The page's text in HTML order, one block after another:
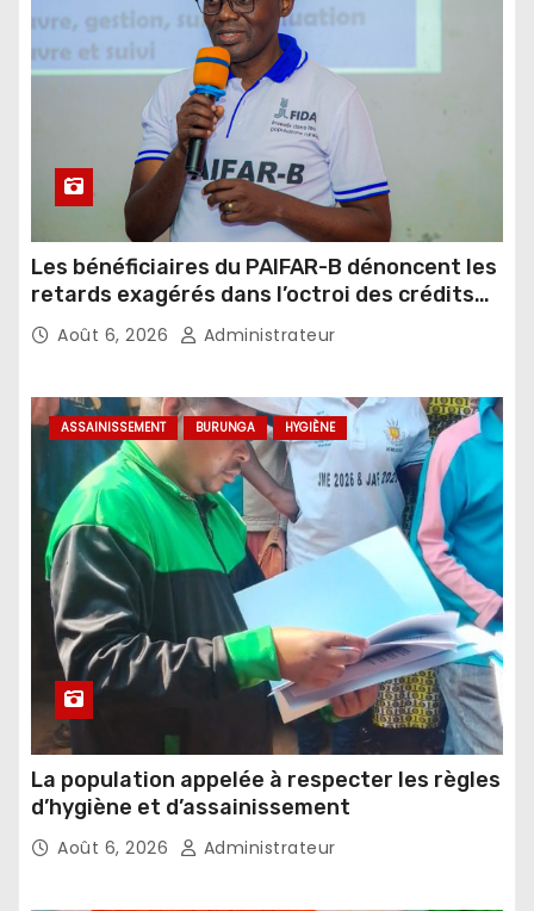
Les bénéficiaires du PAIFAR-B dénoncent les
retards exagérés dans l’octroi des crédits
agricoles
Août 6, 2026 Administrateur
ASSAINISSEMENT BURUNGA HYGIÈNE
La population appelée à respecter les règles
d’hygiène et d’assainissement
Août 6, 2026 Administrateur